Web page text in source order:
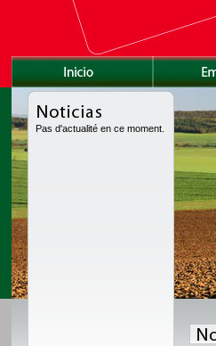
Pas d'actualité en ce moment.